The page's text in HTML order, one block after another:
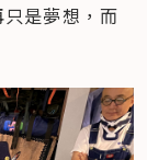
是夢想，而